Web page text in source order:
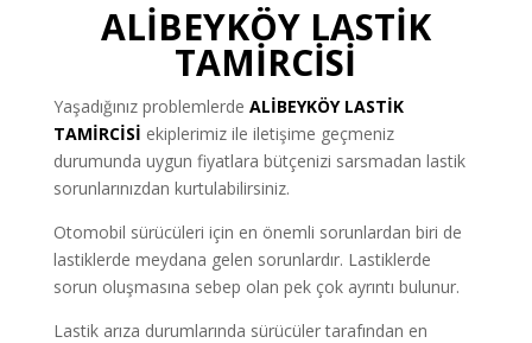
ALİBEYKÖY LASTİK
TAMİRCİSİ
Yaşadığınız problemlerde ALİBEYKÖY LASTİK
TAMİRCİSİ ekiplerimiz ile iletişime geçmeniz
durumunda uygun fiyatlara bütçenizi sarsmadan lastik
sorunlarınızdan kurtulabilirsiniz.
Otomobil sürücüleri için en önemli sorunlardan biri de
lastiklerde meydana gelen sorunlardır. Lastiklerde
sorun oluşmasına sebep olan pek çok ayrıntı bulunur.
Lastik arıza durumlarında sürücüler tarafından en